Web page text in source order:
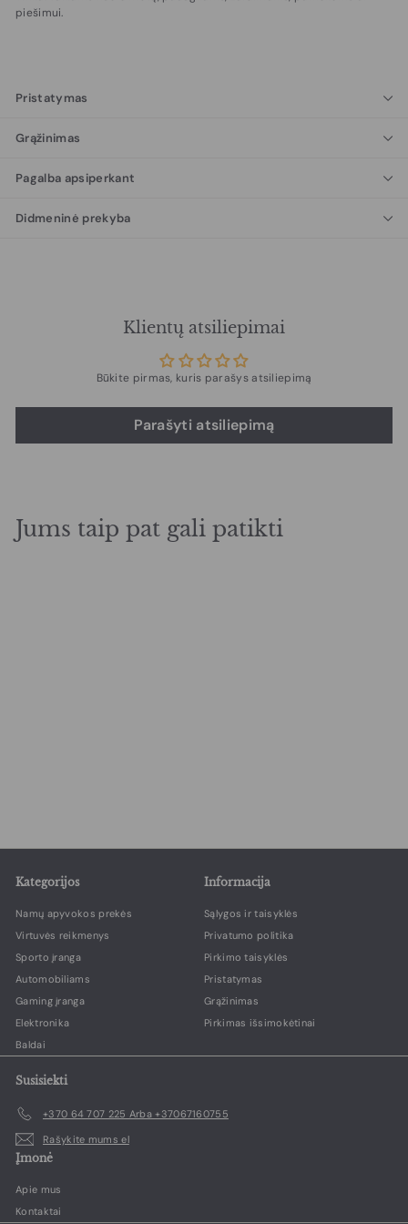
piešimui.
Pristatymas
Grąžinimas
Pagalba apsiperkant
Didmeninė prekyba
Klientų atsiliepimai
Būkite pirmas, kuris parašys atsiliepimą
Parašyti atsiliepimą
Jums taip pat gali patikti
0
Kategorijos
Namų apyvokos prekės
Virtuvės reikmenys
Sporto įranga
Automobiliams
Gaming įranga
Elektronika
Baldai
Informacija
Sąlygos ir taisyklės
Privatumo politika
Pirkimo taisyklės
Pristatymas
Grąžinimas
Pirkimas išsimokėtinai
Susisiekti
+370 64 707 225 Arba +37067160755
Rašykite mums el
Įmonė
Apie mus
Kontaktai